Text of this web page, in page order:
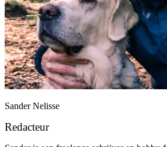
Sander Nelisse
Redacteur